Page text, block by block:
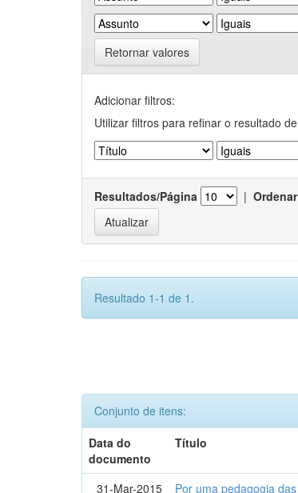
Retornar valores
Adicionar filtros:
Utilizar filtros para refinar o resultado
Resultados/Página |
Resultado 1-1 de 1.
Conjunto de itens:
Data do
documento
Título
31-Mar-2015 Por uma pedagogia